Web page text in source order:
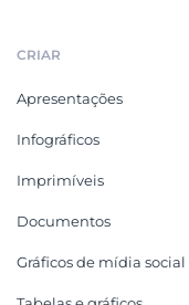
CRIAR
Apresentações
Infográficos
Imprimíveis
Documentos
Gráficos de mídia social